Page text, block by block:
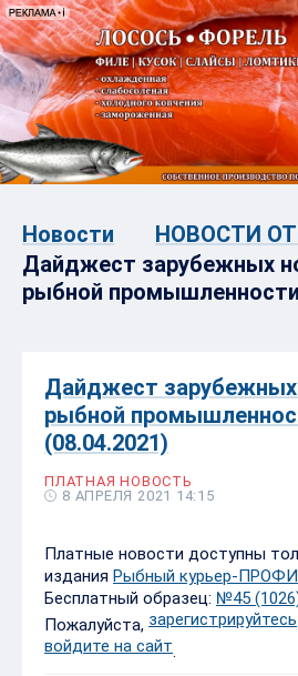
Новости
НОВОСТИ
Дайджест зарубежных
рыбной промышленности
Дайджест зарубежных
рыбной
(08.04.2021)
ПЛАТНАЯ НОВОСТЬ
8 АПРЕЛЯ 2021 14:15
Платные новости доступны
издания Рыбный курьер-ПРОФИ
Бесплатный образец: №45
Пожалуйста, зарегистрируйтесь
войдите на сайт.